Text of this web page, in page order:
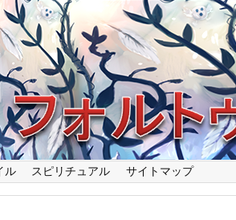
ル スピリチュアル サイトマップ